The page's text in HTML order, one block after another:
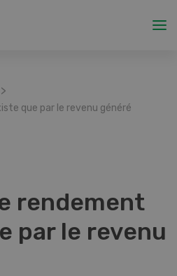
>
que par le revenu généré
rendement
par le revenu